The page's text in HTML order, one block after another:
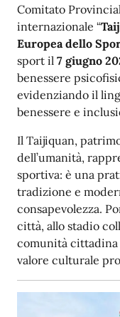
Comitato
internazionale “
Europea dello
sport il 7 giugno
benessere
evidenziando il
benessere e
Il Taijiquan,
dell’umanità,
sportiva: è una
tradizione e
consapevolezza.
città, allo stadio
comunità
valore culturale